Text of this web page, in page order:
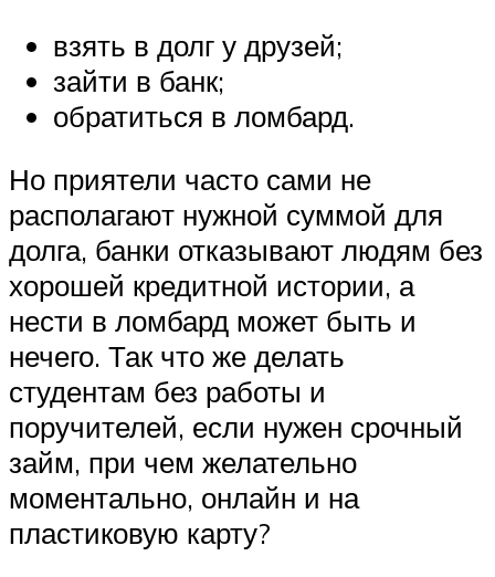
взять в долг у друзей;
зайти в банк;
обратиться в ломбард.
Но приятели часто сами не
располагают нужной суммой для
долга, банки отказывают людям без
хорошей кредитной истории, а
нести в ломбард может быть и
нечего. Так что же делать
студентам без работы и
поручителей, если нужен срочный
займ, при чем желательно
моментально, онлайн и на
пластиковую карту?